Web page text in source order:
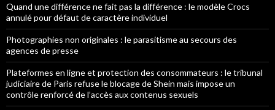
Quand une différence ne fait pas la différence : le modèle Crocs
annulé pour défaut de caractère individuel
Photographies non originales : le parasitisme au secours des
agences de presse
Plateformes en ligne et protection des consommateurs : le tribunal
judiciaire de Paris refuse le blocage de Shein mais impose un
contrôle renforcé de l’accès aux contenus sexuels